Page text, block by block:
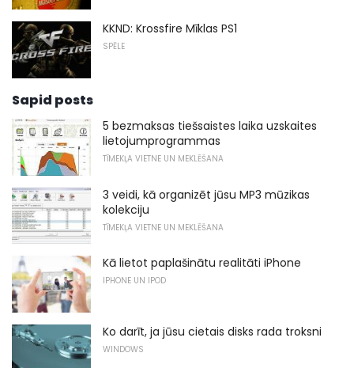
KKND: Krossfire Mīklas PS1
SPĒLE
Sapid posts
5 bezmaksas tiešsaistes laika uzskaites
lietojumprogrammas
TĪMEKĻA VIETNE UN MEKLĒŠANA
3 veidi, kā organizēt jūsu MP3 mūzikas
kolekciju
TĪMEKĻA VIETNE UN MEKLĒŠANA
Kā lietot paplašinātu realitāti iPhone
IPHONE UN IPOD
Ko darīt, ja jūsu cietais disks rada troksni
WINDOWS